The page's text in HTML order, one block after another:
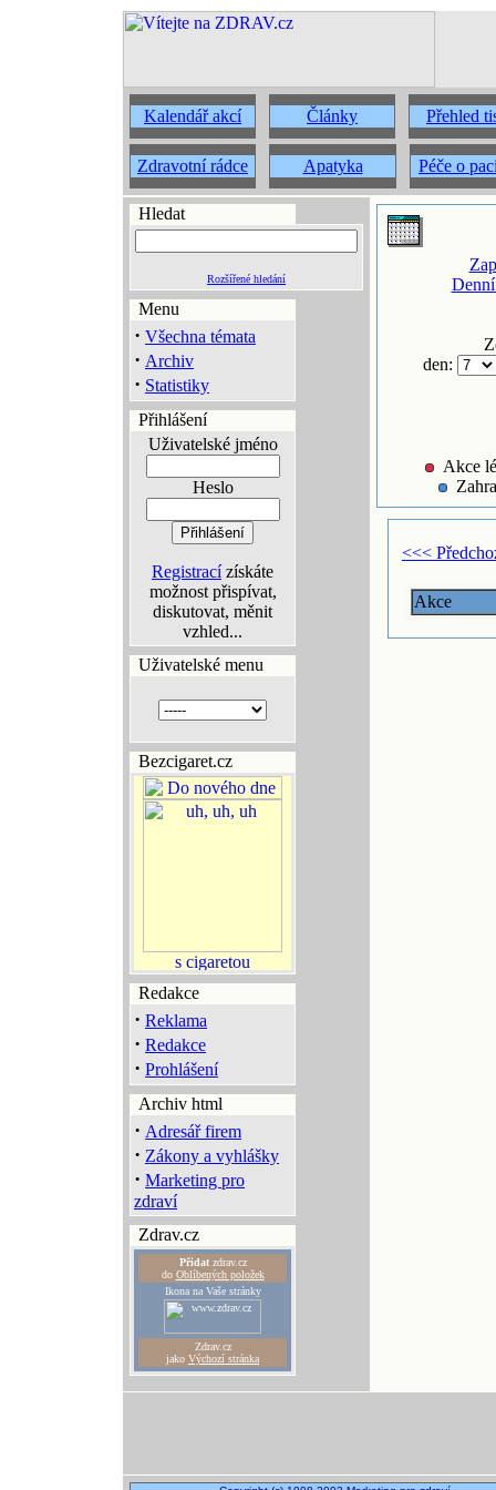
Kalendář akcí Články Přehled
Zdravotní rádce Apatyka Péče o
Hledat
Rozšířené hledání
Menu
· Všechna témata
· Archiv
· Statistiky
Přihlášení
Uživatelské jméno
Heslo
Registracízískáte
možnost přispívat,
diskutovat, měnit
vzhled...
Uživatelské menu
Bezcigaret.cz
Redakce
· Reklama
· Redakce
· Prohlášení
Archiv html
· Adresář firem
· Zákony a vyhlášky
· Marketing pro
zdraví
Zdrav.cz
Přidatzdrav.cz
do Oblíbených položek
Ikona na Vaše stránky
Zdrav.cz
jako Výchozí stránka
den:
Akce
<<<
Akce